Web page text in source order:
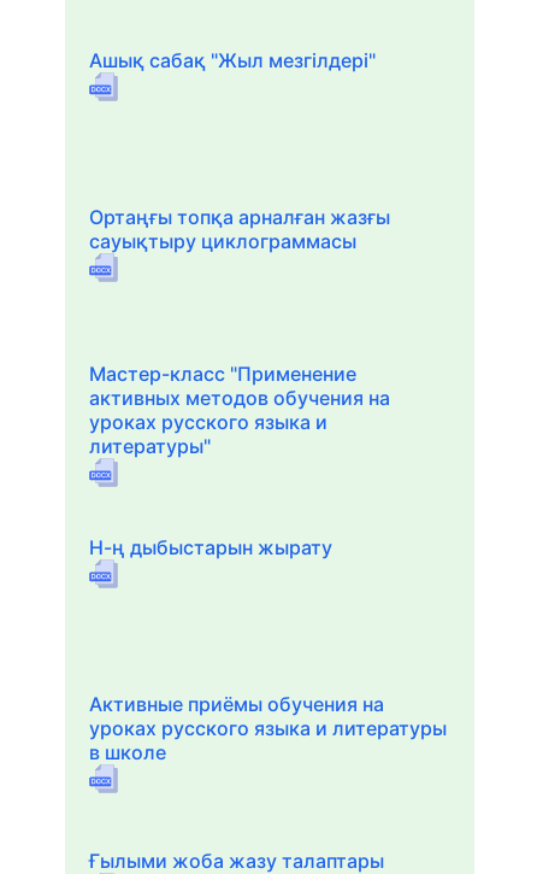
Ашық сабақ "Жыл мезгілдері"
Ортаңғы топқа арналған жазғы
сауықтыру циклограммасы
Мастер-класс "Применение
активных методов обучения на
уроках русского языка и
литературы"
Н-ң дыбыстарын жырату
Активные приёмы обучения на
уроках русского языка и литературы
в школе
Ғылыми жоба жазу талаптары